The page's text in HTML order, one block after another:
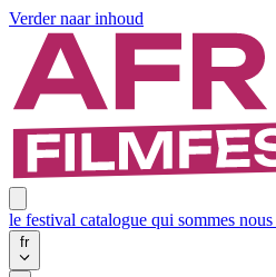
Verder naar inhoud
le festival catalogue qui sommes nous
fr